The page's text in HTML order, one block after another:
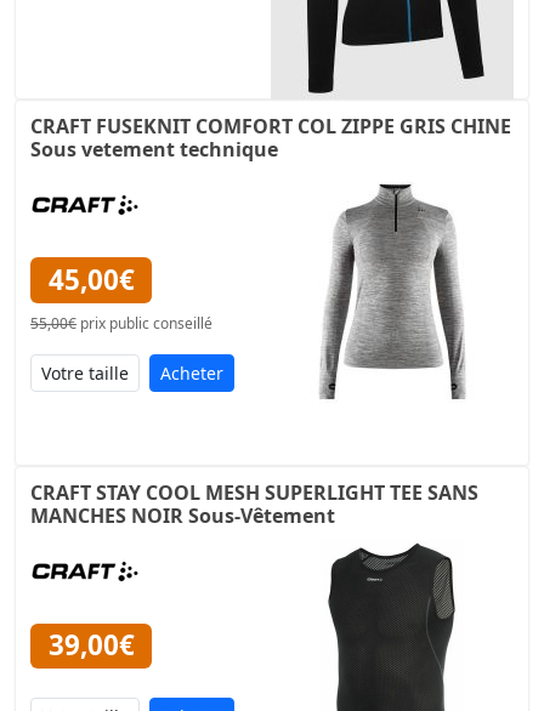
CRAFT FUSEKNIT COMFORT COL ZIPPE GRIS CHINE
Sous vetement technique
45,00€
55,00€ prix public conseillé
Acheter
CRAFT STAY COOL MESH SUPERLIGHT TEE SANS
MANCHES NOIR Sous-Vêtement
39,00€